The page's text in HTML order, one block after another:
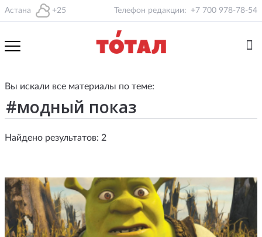
Астана +25 Телефон редакции: +7 700 978-78-54
Вы искали все материалы по теме:
Найдено результатов: 2